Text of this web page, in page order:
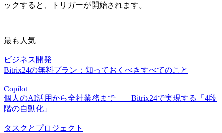
ックすると、トリガーが開始されます。
最も人気
ビジネス開発
Bitrix24の無料プラン：知っておくべきすべてのこと
Copilot
個人のAI活用から全社業務まで――Bitrix24で実現する「4段
階の自動化」
タスクとプロジェクト